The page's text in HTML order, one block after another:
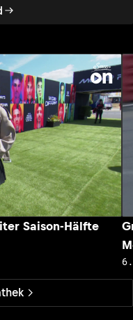
Saison-Hälfte